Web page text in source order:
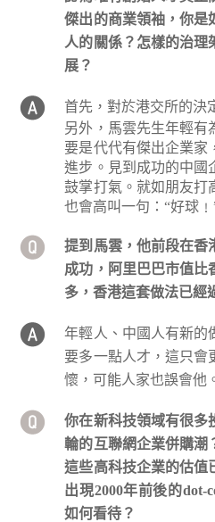
傑出的商業領袖，你是
人的關係？怎樣的治理
展？
首先，對於港交所的決
另外，馬雲先生年輕有
要是代代有傑出企業家
進步。見到成功的中國
鼓掌打氣。就如朋友打
也會高叫一句：“好球
提到馬雲，他前段在香
成功，阿里巴巴市值比
多，香港這套做法已經
年輕人、中國人有新的
要多一點人才，這只會
懷，可能人家也誤會他
你在新科技領域有很多
輪的互聯網企業併購潮
這些高科技企業的估值
出現2000年前後的dot-
如何看待？